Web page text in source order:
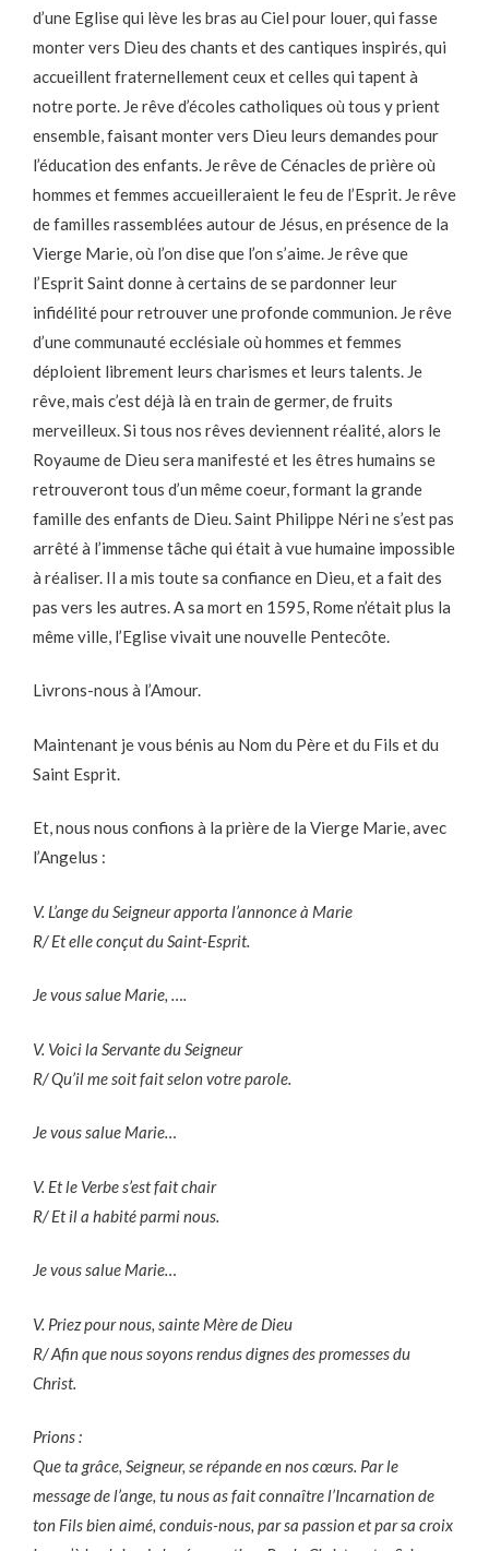
d’une Eglise qui lève les bras au Ciel pour louer, qui fasse
monter vers Dieu des chants et des cantiques inspirés, qui
accueillent fraternellement ceux et celles qui tapent à
notre porte. Je rêve d’écoles catholiques où tous y prient
ensemble, faisant monter vers Dieu leurs demandes pour
l’éducation des enfants. Je rêve de Cénacles de prière où
hommes et femmes accueilleraient le feu de l’Esprit. Je rêve
de familles rassemblées autour de Jésus, en présence de la
Vierge Marie, où l’on dise que l’on s’aime. Je rêve que
l’Esprit Saint donne à certains de se pardonner leur
infidélité pour retrouver une profonde communion. Je rêve
d’une communauté ecclésiale où hommes et femmes
déploient librement leurs charismes et leurs talents. Je
rêve, mais c’est déjà là en train de germer, de fruits
merveilleux. Si tous nos rêves deviennent réalité, alors le
Royaume de Dieu sera manifesté et les êtres humains se
retrouveront tous d’un même coeur, formant la grande
famille des enfants de Dieu. Saint Philippe Néri ne s’est pas
arrêté à l’immense tâche qui était à vue humaine impossible
à réaliser. Il a mis toute sa confiance en Dieu, et a fait des
pas vers les autres. A sa mort en 1595, Rome n’était plus la
même ville, l’Eglise vivait une nouvelle Pentecôte.
Livrons-nous à l’Amour.
Maintenant je vous bénis au Nom du Père et du Fils et du
Saint Esprit.
Et, nous nous confions à la prière de la Vierge Marie, avec
l’Angelus :
V. L’ange du Seigneur apporta l’annonce à Marie
R/ Et elle conçut du Saint-Esprit.
Je vous salue Marie, ….
V. Voici la Servante du Seigneur
R/ Qu’il me soit fait selon votre parole.
Je vous salue Marie…
V. Et le Verbe s’est fait chair
R/ Et il a habité parmi nous.
Je vous salue Marie…
V. Priez pour nous, sainte Mère de Dieu
R/ Afin que nous soyons rendus dignes des promesses du
Christ.
Prions :
Que ta grâce, Seigneur, se répande en nos cœurs. Par le
message de l’ange, tu nous as fait connaître l’Incarnation de
ton Fils bien aimé, conduis-nous, par sa passion et par sa croix